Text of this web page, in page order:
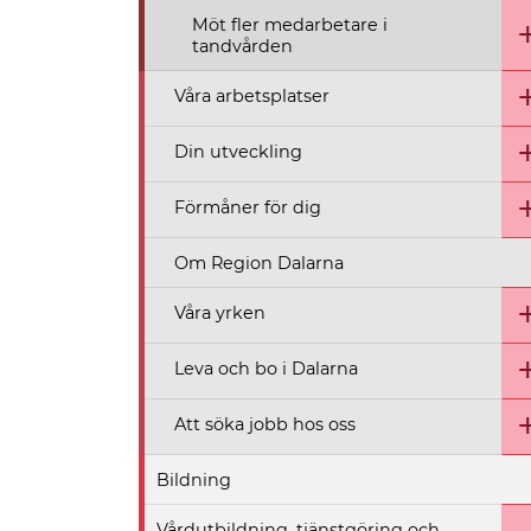
Möt fler medarbetare i
tandvården
Våra arbetsplatser
Din utveckling
Förmåner för dig
Om Region Dalarna
Våra yrken
Leva och bo i Dalarna
Att söka jobb hos oss
Bildning